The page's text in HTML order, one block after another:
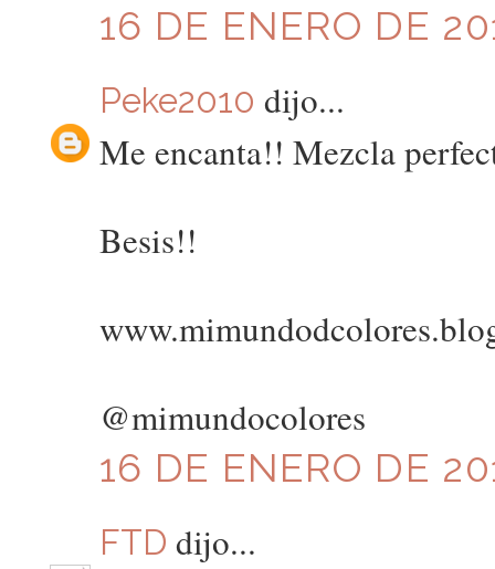
16 DE ENERO DE
Peke2010 dijo...
Me encanta!! Mezcla
Besis!!
@mimundocolores
16 DE ENERO DE
FTD dijo...